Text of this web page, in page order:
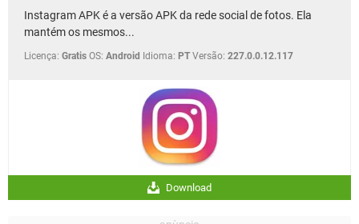
Instagram APK é a versão APK da rede social de fotos. Ela
mantém os mesmos...
Licença: Gratis OS: Android Idioma: PT Versão: 227.0.0.12.117
Download